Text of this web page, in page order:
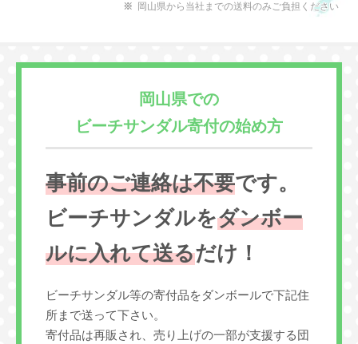
岡山県から当社までの送料のみご負担ください
岡山県での
ビーチサンダル寄付の始め方
事前のご連絡は不要です。
ビーチサンダルをダンボー
ルに入れて送るだけ！
ビーチサンダル等の寄付品をダンボールで下記住
所まで送って下さい。
寄付品は再販され、売り上げの一部が支援する団